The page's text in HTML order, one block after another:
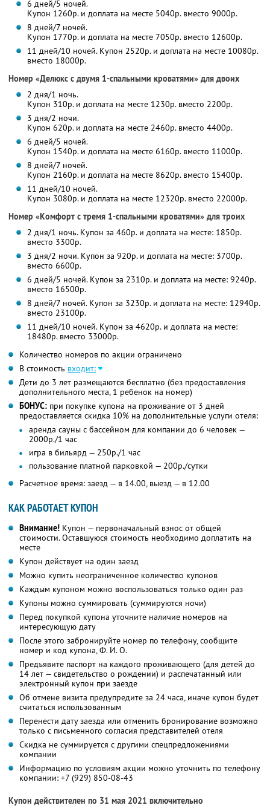
6 дней/5 ночей.
Купон 1260р. и доплата на месте 5040р. вместо 9000р.
8 дней/7 ночей.
Купон 1770р. и доплата на месте 7050р. вместо 12600р.
11 дней/10 ночей. Купон 2520р. и доплата на месте 10080р.
вместо 18000р.
Номер «Делюкс с двумя 1-спальными кроватями» для двоих
2 дня/1 ночь.
Купон 310р. и доплата на месте 1230р. вместо 2200р.
3 дня/2 ночи.
Купон 620р. и доплата на месте 2460р. вместо 4400р.
6 дней/5 ночей.
Купон 1540р. и доплата на месте 6160р. вместо 11000р.
8 дней/7 ночей.
Купон 2160р. и доплата на месте 8620р. вместо 15400р.
11 дней/10 ночей.
Купон 3080р. и доплата на месте 12320р. вместо 22000р.
Номер «Комфорт с тремя 1-спальными кроватями» для троих
2 дня/1 ночь. Купон за 460р. и доплата на месте: 1850р.
вместо 3300р.
3 дня/2 ночи. Купон за 920р. и доплата на месте: 3700р.
вместо 6600р.
6 дней/5 ночей. Купон за 2310р. и доплата на месте: 9240р.
вместо 16500р.
8 дней/7 ночей. Купон за 3230р. и доплата на месте: 12940р.
вместо 23100р.
11 дней/10 ночей. Купон за 4620р. и доплата на месте:
18480р. вместо 33000р.
Количество номеров по акции ограничено
В стоимость входит:
Дети до 3 лет размещаются бесплатно (без предоставления
дополнительного места, 1 ребенок на номер)
БОНУС: при покупке купона на проживание от 3 дней
предоставляется скидка 10% на дополнительные услуги отеля:
аренда сауны с бассейном для компании до 6 человек —
2000р./1 час
игра в бильярд — 250р./1 час
пользование платной парковкой — 200р./сутки
Расчетное время: заезд — в 14.00, выезд — в 12.00
КАК РАБОТАЕТ КУПОН
Внимание! Купон — первоначальный взнос от общей
стоимости. Оставшуюся стоимость необходимо доплатить на
месте
Купон действует на один заезд
Можно купить неограниченное количество купонов
Каждым купоном можно воспользоваться только один раз
Купоны можно суммировать (суммируются ночи)
Перед покупкой купона уточните наличие номеров на
интересующую дату
После этого забронируйте номер по телефону, сообщите
номер и код купона, Ф. И. О.
Предъявите паспорт на каждого проживающего (для детей до
14 лет — свидетельство о рождении) и распечатанный или
электронный купон при заезде
Об отмене визита предупредите за 24 часа, иначе купон будет
считаться использованным
Перенести дату заезда или отменить бронирование возможно
только с письменного согласия представителей отеля
Скидка не суммируется с другими спецпредложениями
компании
Информацию по условиям акции можно уточнить по телефону
компании: +7 (929) 850-08-43
Купон действителен по 31 мая 2021 включительно